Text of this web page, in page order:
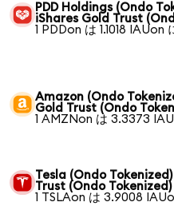
PDD Holdings (Ondo
iShares Gold Trust
1 PDDon は 1.1018 IAUon
Amazon (Ondo
Gold Trust (Ondo
1 AMZNon は 3.3373
Tesla (Ondo
Trust (Ondo Tokenized)
1 TSLAon は 3.9008